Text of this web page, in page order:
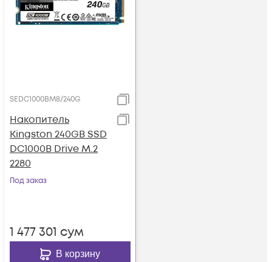
SEDC1000BM8/240G
Накопитель
Kingston 240GB SSD
DC1000B Drive M.2
2280
Под заказ
1 477 301 сум
В корзину